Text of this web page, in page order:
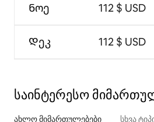
Ნოე
Დეკ
112 $ USD
112 $ USD
საინტერესო
ახლო მიმართულებები სხვა